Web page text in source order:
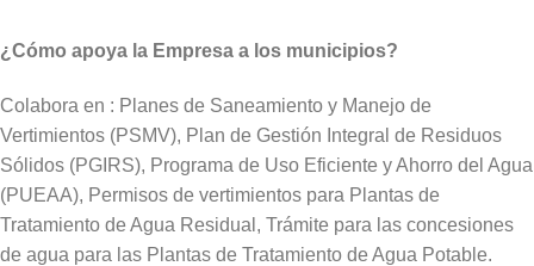
¿Cómo apoya la Empresa a los municipios?
Colabora en : Planes de Saneamiento y Manejo de
Vertimientos (PSMV), Plan de Gestión Integral de Residuos
Sólidos (PGIRS), Programa de Uso Eficiente y Ahorro del Agua
(PUEAA), Permisos de vertimientos para Plantas de
Tratamiento de Agua Residual, Trámite para las concesiones
de agua para las Plantas de Tratamiento de Agua Potable.